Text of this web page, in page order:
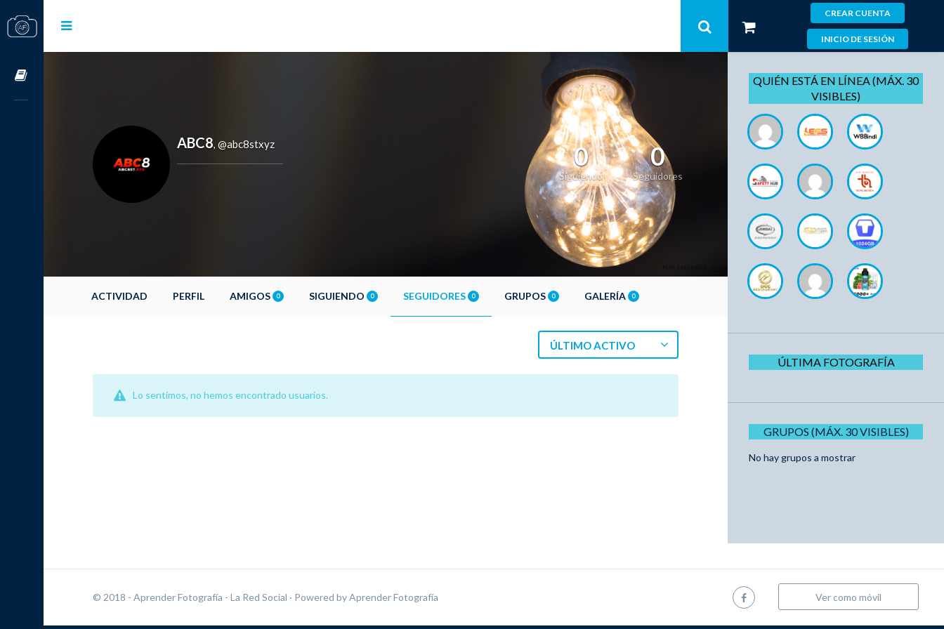
CREAR CUENTA
INICIO DE SESIÓN
ABC8, @abc8stxyz 0
Siguiendo
0
Seguidores
ACTIVIDAD PERFIL AMIGOS 0 SIGUIENDO 0 SEGUIDORES 0 GRUPOS 0 GALERÍA 0
ÚLTIMO ACTIVO
Lo sentimos, no hemos encontrado usuarios.
QUIÉN ESTÁ EN LÍNEA (MÁX. 30
VISIBLES)
ÚLTIMA FOTOGRAFÍA
GRUPOS (MÁX. 30 VISIBLES)
No hay grupos a mostrar
© 2018 - Aprender Fotografía - La Red Social · Powered byAprender Fotografía